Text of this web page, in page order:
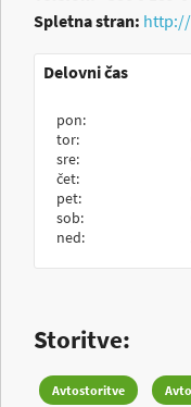
Spletna stran:
Delovni čas
pon:
tor:
sre:
čet:
pet:
sob:
ned:
Storitve:
Avtostoritve